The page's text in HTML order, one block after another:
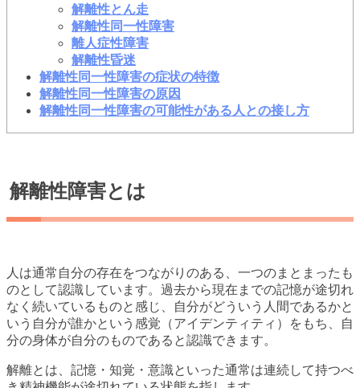
解離性とん走
解離性同一性障害
離人症性障害
解離性昏迷
解離性同一性障害の症状の特徴
解離性同一性障害の原因
解離性同一性障害の可能性がある人との接し方
解離性障害とは
人は通常自分の存在をつながりのある、一つのまとまったも
のとして認識しています。過去から現在までの記憶が途切れ
なく続いているものと感じ、自分がどういう人間であるかと
いう自分が誰かという感覚（アイデンティティ）をもち、自
分の身体が自分のものであると認識できます。
解離とは、記憶・知覚・意識といった通常は連続して持つべ